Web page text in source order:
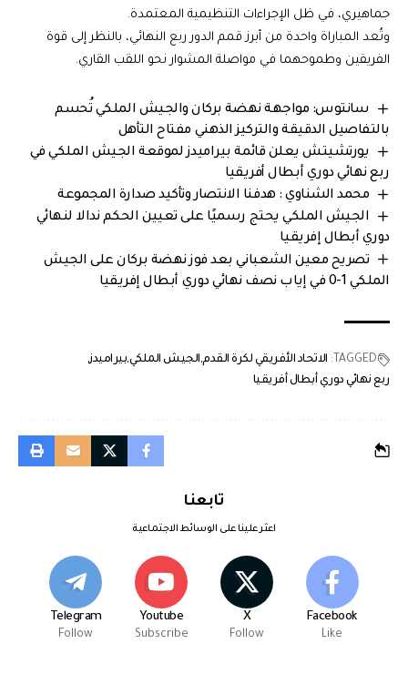
جماهيري، في ظل الإجراءات التنظيمية المعتمدة.
وتُعد المباراة واحدة من أبرز قمم الدور ربع النهائي، بالنظر إلى قوة
الفريقين وطموحهما في مواصلة المشوار نحو اللقب القاري.
سانتوس: مواجهة نهضة بركان والجيش الملكي تُحسم
بالتفاصيل الدقيقة والتركيز الذهني مفتاح التأهل
يورتشيتش يعلن قائمة بيراميدز لموقعة الجيش الملكي في
ربع نهائي دوري أبطال أفريقيا
محمد الشناوي : هدفنا الانتصار وتأكيد صدارة المجموعة
الجيش الملكي يحتج رسميًا على تعيين الحكم ندالا لنهائي
دوري أبطال إفريقيا
تصريح معين الشعباني بعد فوز نهضة بركان على الجيش
الملكي 1-0 في إياب نصف نهائي دوري أبطال إفريقيا
TAGGED: الاتحاد الأفريقي لكرة القدم الجيش الملكيبيراميدز
ربع نهائي دوري أبطال أفريقيا
تابعنا
اعثر علينا على الوسائط الاجتماعية
Facebook
Like
X
Follow
Youtube
Subscribe
Telegram
Follow